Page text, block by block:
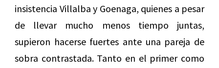
insistencia Villalba y Goenaga, quienes a pesar
de llevar mucho menos tiempo juntas,
supieron hacerse fuertes ante una pareja de
sobra contrastada. Tanto en el primer como